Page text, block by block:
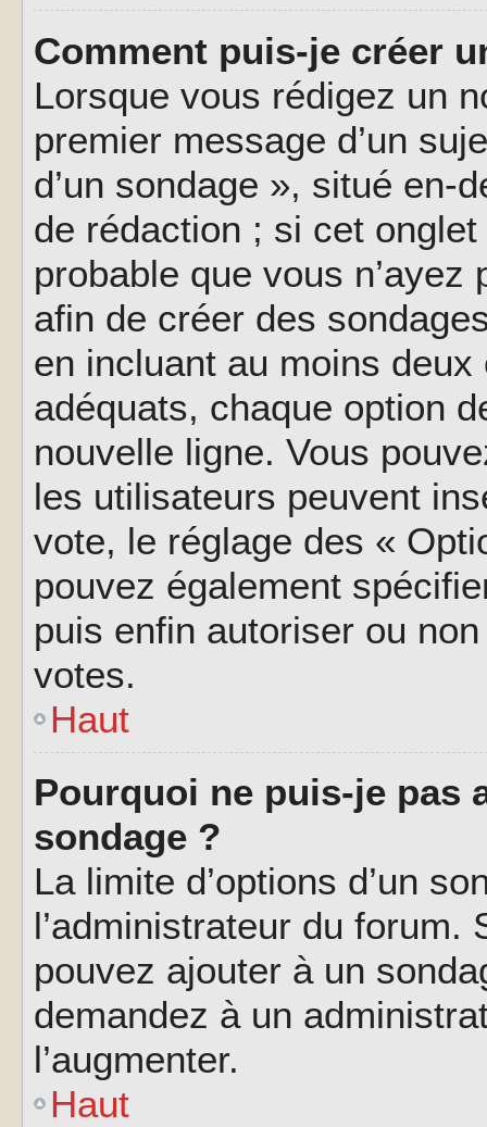
Comment puis-je créer
Lorsque vous rédigez un
premier message d’un
d’un sondage », situé en-
de rédaction ; si cet
probable que vous
afin de créer des
en incluant au moins
adéquats, chaque option
nouvelle ligne. Vous
les utilisateurs peuvent
vote, le réglage des «
pouvez également
puis enfin autoriser ou
votes.
Haut
Pourquoi ne puis-je pas
sondage ?
La limite d’options d’un
l’administrateur du forum.
pouvez ajouter à un
demandez à un
l’augmenter.
Haut